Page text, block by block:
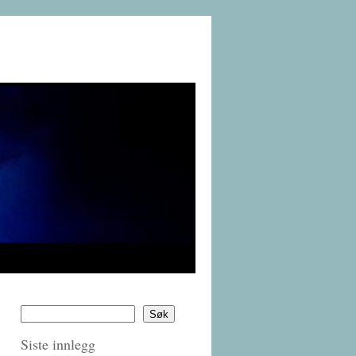
Søk
Siste innlegg